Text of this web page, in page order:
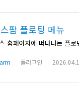
팜 플로팅 메뉴
홈페이지에 떠다니는 플
플러그인